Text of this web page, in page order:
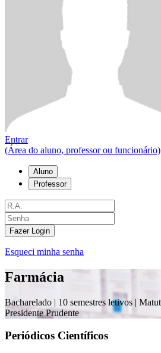
Entrar
(Área do aluno, professor ou funcionário)
Aluno
Professor
Fazer Login
Esqueci minha senha
Farmácia
Bacharelado | 10 semestres letivos |
Presidente Prudente
Periódicos Científicos